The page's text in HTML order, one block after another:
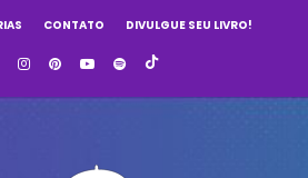
CONTATO DIVULGUE SEU LIVRO!